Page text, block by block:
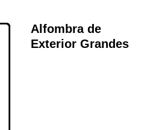
Alfombra de
Exterior Grandes